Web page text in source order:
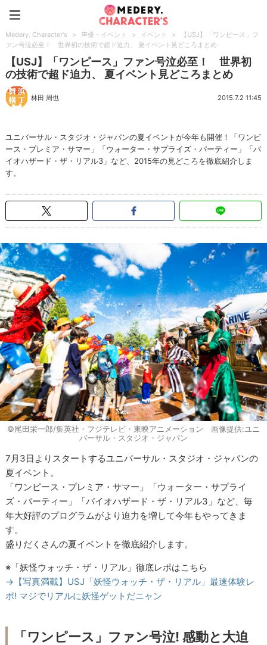
Medery. Character's > 声優・イベント > イベント >
【USJ】「ワンピース」フ
ァン号泣必至！ 世界初の技術で超ド迫力、 夏イベント見どころまとめ
【USJ】「ワンピース」ファン号泣必至！ 世界初
の技術で超ド迫力、 夏イベント見どころまとめ
林田 周也 2015.7.2 11:45
ユニバーサル・スタジオ・ジャパンの夏イベントが今年も開催！「ワンピ
ース・プレミア・サマー」「ウォーター・サプライズ・パーティー」「バ
イオハザード・ザ・リアル3」など、2015年の見どころを徹底紹介しま
す。
©尾田栄一郎/集英社・フジテレビ・東映アニメーション 画像提供:ユニ
バーサル・スタジオ・ジャパン
7月3日よりスタートするユニバーサル・スタジオ・ジャパンの
夏イベント。
「ワンピース・プレミア・サマー」「ウォーター・サプライ
ズ・パーティー」「バイオハザード・ザ・リアル3」など、毎
年大好評のプログラムがより迫力を増して今年もやってきま
す。
盛りだくさんの夏イベントを徹底紹介します。
※「妖怪ウォッチ・ザ・リアル」徹底レポはこちら
→【写真満載】USJ「妖怪ウォッチ・ザ・リアル」最速体験レ
ポ! マジでリアルに妖怪ゲットだニャン
「ワンピース」ファン号泣! 感動と大迫